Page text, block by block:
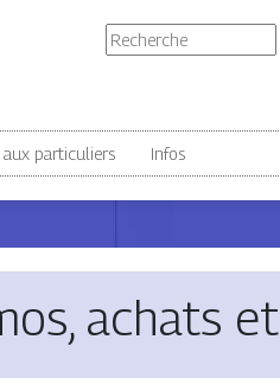
aux particuliers Infos
achats et